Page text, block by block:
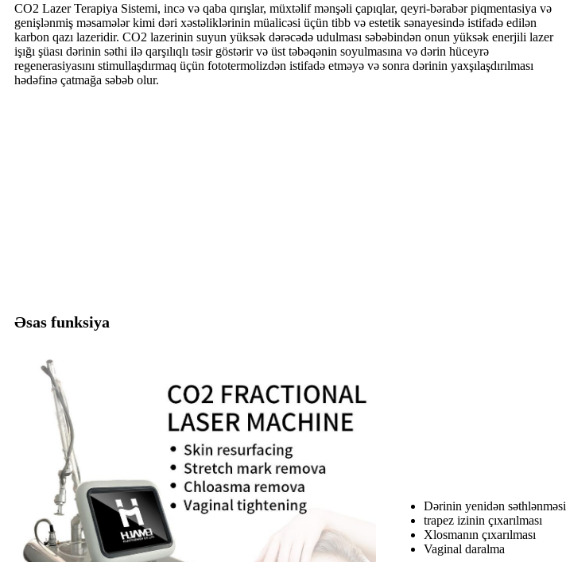
CO2 Lazer Terapiya Sistemi, incə və qaba qırışlar, müxtəlif mənşəli çapıqlar, qeyri-bərabər piqmentasiya və
genişlənmiş məsamələr kimi dəri xəstəliklərinin müalicəsi üçün tibb və estetik sənayesində istifadə edilən
karbon qazı lazeridir. CO2 lazerinin suyun yüksək dərəcədə udulması səbəbindən onun yüksək enerjili lazer
işığı şüası dərinin səthi ilə qarşılıqlı təsir göstərir və üst təbəqənin soyulmasına və dərin hüceyrə
regenerasiyasını stimullaşdırmaq üçün fototermolizdən istifadə etməyə və sonra dərinin yaxşılaşdırılması
hədəfinə çatmağa səbəb olur.
Əsas funksiya
Dərinin yenidən səthlənməsi
trapez izinin çıxarılması
Xlosmanın çıxarılması
Vaginal daralma